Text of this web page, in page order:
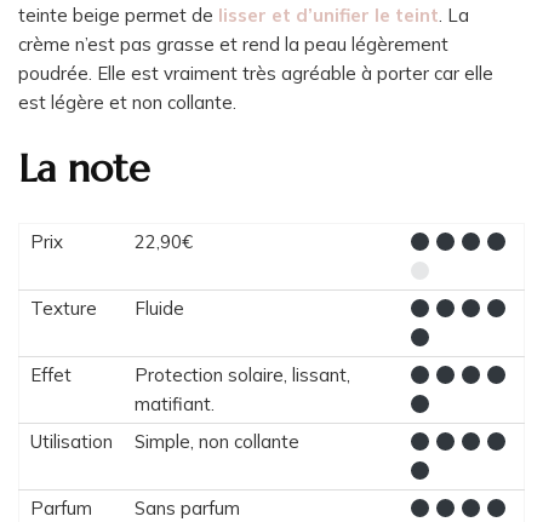
teinte beige permet de lisser et d’unifier le teint. La
crème n’est pas grasse et rend la peau légèrement
poudrée. Elle est vraiment très agréable à porter car elle
est légère et non collante.
La note
Prix 22,90€
Texture Fluide
Effet
Protection solaire, lissant,
matifiant.
Utilisation
Simple, non collante
Parfum Sans parfum